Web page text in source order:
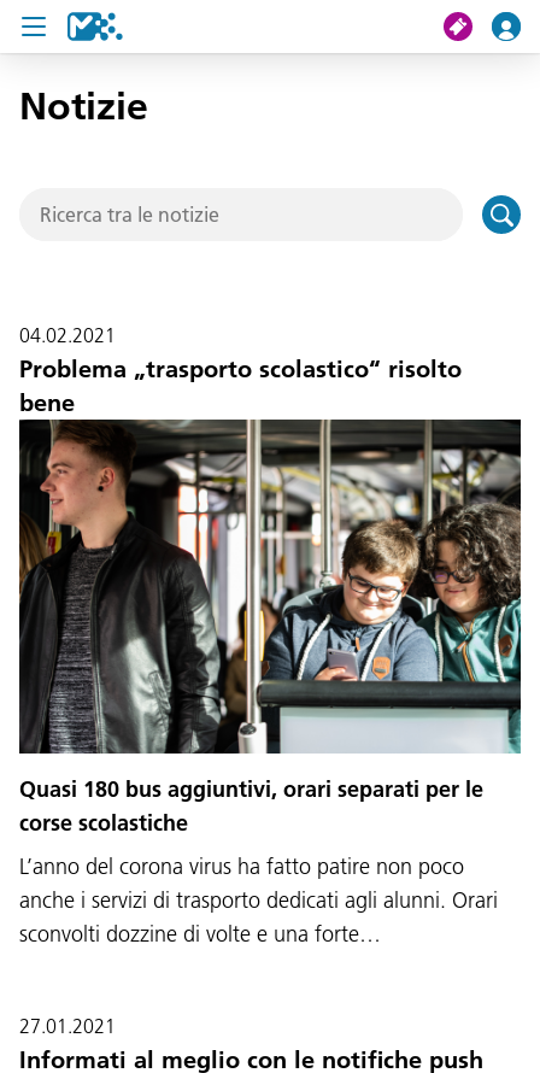
Cerca
Notizie
Progetti
Assistenza e contatto
Notizie
04.02.2021
Problema „trasporto scolastico“ risolto
bene
Quasi 180 bus aggiuntivi, orari separati per le
corse scolastiche
L’anno del corona virus ha fatto patire non poco
anche i servizi di trasporto dedicati agli alunni. Orari
sconvolti dozzine di volte e una forte…
27.01.2021
Informati al meglio con le notifiche push